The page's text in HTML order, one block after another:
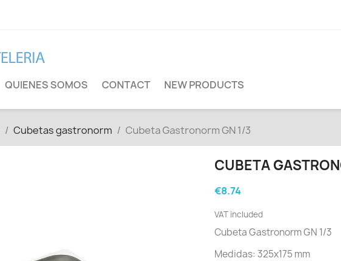
QUIENES SOMOS CONTACT NEW PRODUCTS
Cubetas gastronorm Cubeta Gastronorm GN 1/3
CUBETA
€8.74
VAT included
Cubeta Gastronorm GN 1/3
Medidas: 325x175 mm